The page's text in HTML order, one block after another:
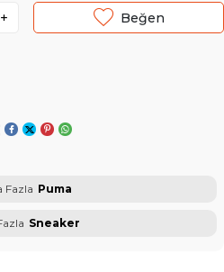
Beğen
Fazla Puma
Sneaker